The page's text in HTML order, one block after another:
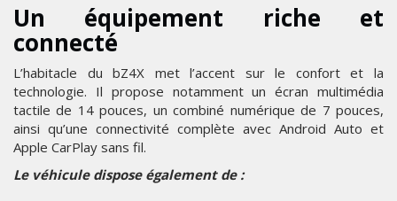
Un équipement riche et
connecté
L’habitacle du bZ4X met l’accent sur le confort et la
technologie. Il propose notamment un écran multimédia
tactile de 14 pouces, un combiné numérique de 7 pouces,
ainsi qu’une connectivité complète avec Android Auto et
Apple CarPlay sans fil.
Le véhicule dispose également de :